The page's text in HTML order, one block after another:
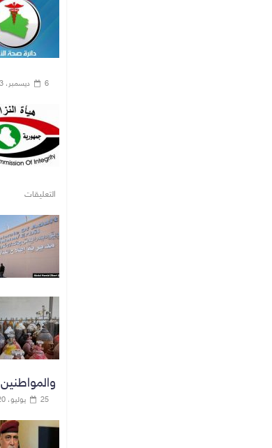
6 ديسمبر، 2023
التعليقات
والمواطنين
25 يوليو، 2020